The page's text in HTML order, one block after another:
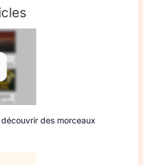
des morceaux